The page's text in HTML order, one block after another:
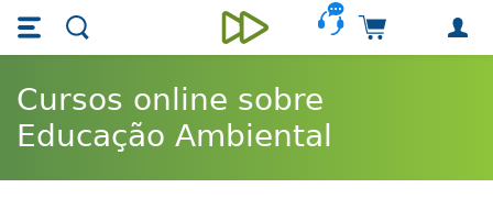
Skip main navigation
Skip to main content
Unieducar
Carrinho de
Cursos online sobre
Educação Ambiental